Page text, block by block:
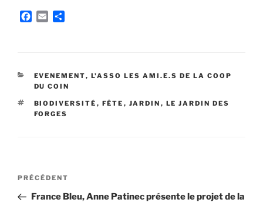
o
o
k
g
e
r
CATÉGORIES
EVENEMENT, L'ASSO LES AMI.E.S DE LA COOP
DU COIN
ÉTIQUETTES
BIODIVERSITÉ , FÊTE , JARDIN , LE JARDIN DES
FORGES
Navigation
de
Article
précédent
PRÉCÉDENT
France Bleu, Anne Patinec présente le projet de la